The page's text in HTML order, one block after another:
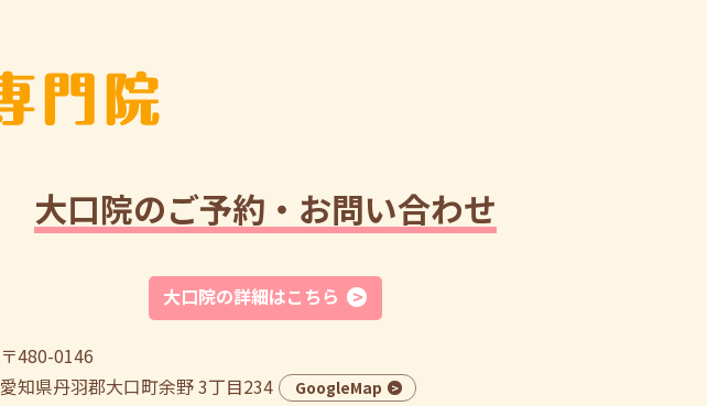
大口院のご予約・お問い合わせ
大口院の詳細はこちら
〒480-0146
愛知県丹羽郡大口町余野 3丁目234
GoogleMap